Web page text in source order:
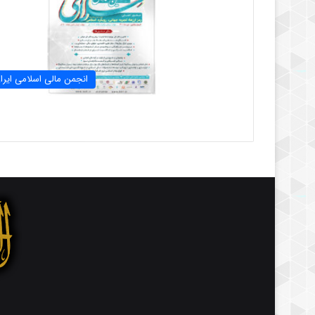
انجمن مالی اسلامی